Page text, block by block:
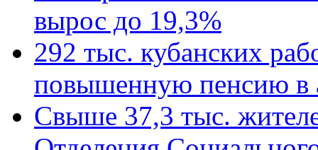
вырос до 19,3%
292 тыс. кубанских
повышенную пенсию в
Свыше 37,3 тыс.